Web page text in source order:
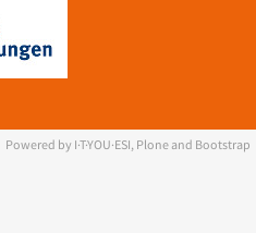
Powered by I·T·YOU·ESI, Plone and Bootstrap